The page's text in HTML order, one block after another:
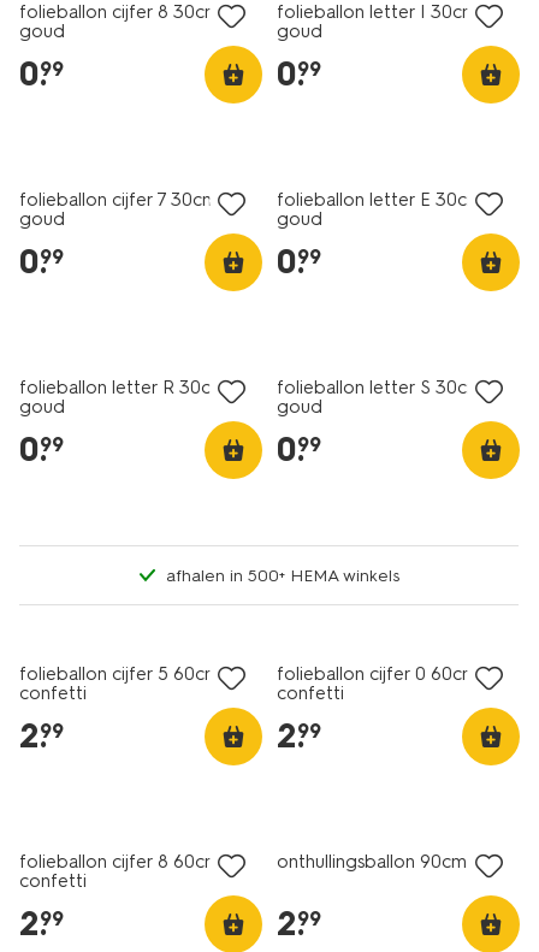
folieballon cijfer 8 30cm
goud
0.
99
folieballon letter I 30cm
goud
0.
99
folieballon cijfer 7 30cm
goud
0.
99
folieballon letter E 30cm
goud
0.
99
folieballon letter R 30cm
goud
0.
99
folieballon letter S 30cm
goud
0.
99
afhalen in 500+ HEMA winkels
folieballon cijfer 5 60cm
confetti
2.
99
folieballon cijfer 0 60cm
confetti
2.
99
folieballon cijfer 8 60cm
confetti
2.
99
onthullingsballon 90cm roze
2.
99